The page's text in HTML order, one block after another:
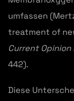
umfassen
treatment of
Current
442).
Diese